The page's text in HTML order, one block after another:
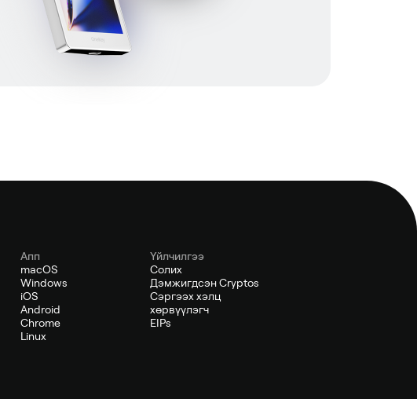
Апп
macOS
Windows
iOS
Android
Chrome
Linux
Үйлчилгээ
Солих
Дэмжигдсэн Cryptos
Сэргээх хэлц
хөрвүүлэгч
EIPs